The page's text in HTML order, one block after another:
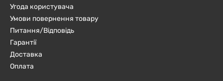
Угода користувача
Умови повернення товару
Питання/Відповідь
Гарантії
Доставка
Оплата